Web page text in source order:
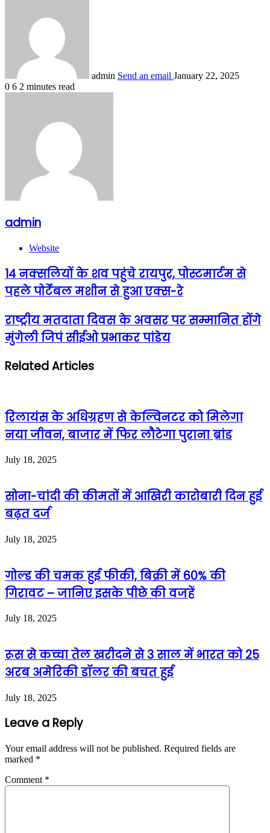
admin Send an email January 22, 2025
0 6 2 minutes read
admin
Website
14 नक्सलियों के शव पहुंचे रायपुर, पोस्टमार्टम से
पहले पोर्टेबल मशीन से हुआ एक्स-रे
राष्ट्रीय मतदाता दिवस के अवसर पर सम्मानित होंगे
मुंगेली जिपं सीईओ प्रभाकर पांडेय
Related Articles
रिलायंस के अधिग्रहण से केल्विनटर को मिलेगा
नया जीवन, बाजार में फिर लौटेगा पुराना ब्रांड
July 18, 2025
सोना-चांदी की कीमतों में आखिरी कारोबारी दिन हुई
बढ़त दर्ज
July 18, 2025
गोल्ड की चमक हुई फीकी, बिक्री में 60% की
गिरावट – जानिए इसके पीछे की वजहें
July 18, 2025
रूस से कच्चा तेल खरीदने से 3 साल में भारत को 25
अरब अमेरिकी डॉलर की बचत हुई
July 18, 2025
Leave a Reply
Your email address will not be published. Required fields are
marked *
Comment *